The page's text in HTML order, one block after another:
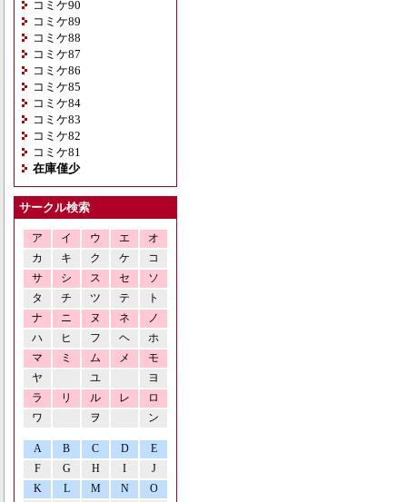
コミケ90
コミケ89
コミケ88
コミケ87
コミケ86
コミケ85
コミケ84
コミケ83
コミケ82
コミケ81
在庫僅少
サークル検索
ア イ ウ エ
オ
カ
キ ク ケ
コ
サ
シ ス セ
ソ
タ
チ ツ テ
ト
ナ
ニ ヌ ネ
ノ
ハ
ヒ フ ヘ
ホ
マ
ミ ム メ
モ
ヤ
ユ
ヨ
ラ
リ ル レ
ロ
ワ
ヲ ン
A B C D
E
F
G H I
J
K
L M N O